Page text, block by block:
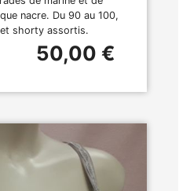
nacre. Du 90 au 100,
shorty assortis.
50,00 €